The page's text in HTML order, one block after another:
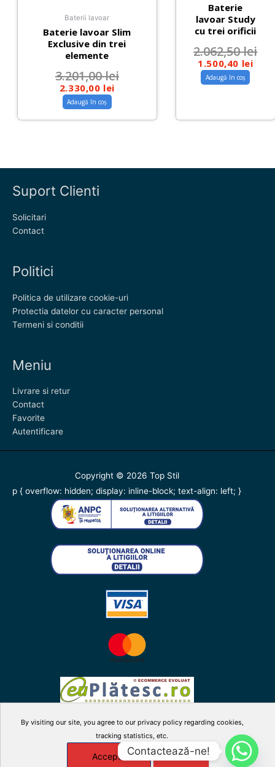
By visiting our site, you agree to our privacy policy regarding cookies,
tracking statistics, etc.
Accepta X
Manage cookies
Baterii lavoar
Baterie lavoar Slim
Exclusive din trei
elemente
3.201,00lei
2.330,00 lei
Adaugă în coș
Baterie
lavoar Study
cu trei orificii
2.062,50lei
1.500,40 lei
Adaugă în coș
Suport Clienti
Solicitari
Contact
Politici
Politica de utilizare cookie-uri
Protectia datelor cu caracter personal
Termeni si conditii
Meniu
Livrare si retur
Contact
Favorite
Autentificare
Copyright © 2026 Top Stil
p { overflow: hidden; display: inline-block; text-align: left; }
instagramyoutube
Contactează-ne!